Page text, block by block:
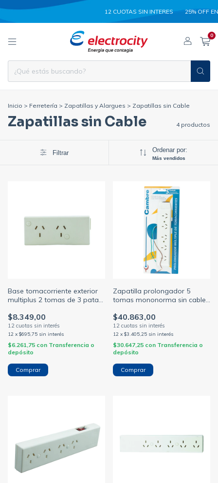
12 CUOTAS SIN INTERES 25% OFF EN
0
Inicio > Ferretería > Zapatillas y Alargues > Zapatillas sin Cable
Zapatillas sin Cable 4 productos
Filtrar Ordenar por:
Más vendidos
Base tomacorriente exterior
multiplus 2 tomas de 3 patas
$8.349,00
12 x $695,75 sin interés
$6.261,75 con Transferencia o
depósito
Zapatilla prolongador 5
tomas mononorma sin cable
$40.863,00
12 x $3.405,25 sin interés
$30.647,25 con Transferencia o
depósito